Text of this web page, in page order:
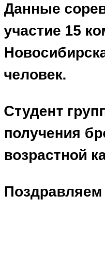
Данные
участие 15
человек.
Студент
получения
возрастной